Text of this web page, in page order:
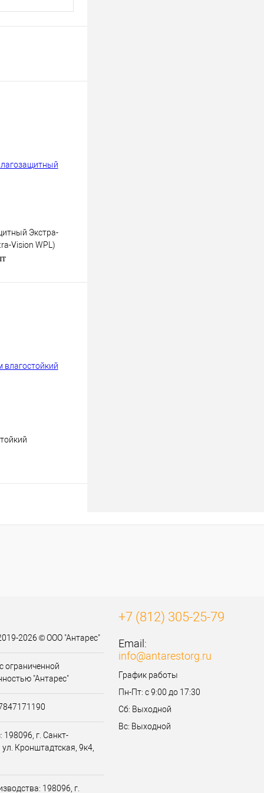
Экстра-
Vision WPL)
наличии
2026 © ООО "Антарес"
ограниченной
"Антарес"
198096, г. Санкт-
ул. Кронштадтская, 9к4,
198096, г.
+7 (812) 305-25-79
Email:
info@antarestorg.ru
График работы
Пн-Пт: с 9:00 до 17:30
Сб: Выходной
Вс: Выходной